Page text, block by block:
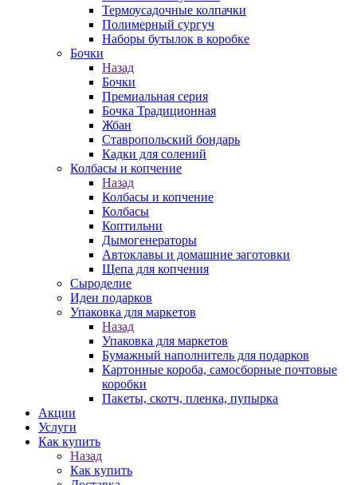
Термоусадочные колпачки
Полимерный сургуч
Наборы бутылок в коробке
Бочки
Назад
Бочки
Премиальная серия
Бочка Традиционная
Жбан
Ставропольский бондарь
Кадки для солений
Колбасы и копчение
Назад
Колбасы и копчение
Колбасы
Коптильни
Дымогенераторы
Автоклавы и домашние заготовки
Щепа для копчения
Сыроделие
Идеи подарков
Упаковка для маркетов
Назад
Упаковка для маркетов
Бумажный наполнитель для подарков
Картонные короба, самосборные почтовые
коробки
Пакеты, скотч, пленка, пупырка
Акции
Услуги
Как купить
Назад
Как купить